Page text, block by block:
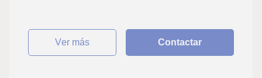
ver más Contactar